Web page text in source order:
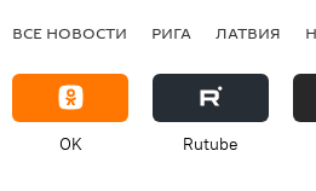
ВСЕ НОВОСТИ РИГА ЛАТВИЯ
OK Rutube